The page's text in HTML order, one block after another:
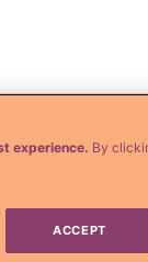
experience. By
ACCEPT